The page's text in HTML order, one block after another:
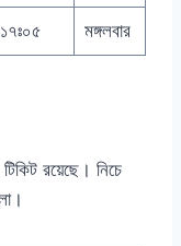
১৭ঃ০৫ মঙ্গলবার
রয়েছে। নিচে